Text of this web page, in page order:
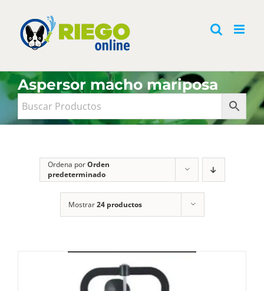
contenido
Aspersor macho mariposa
Ordena porOrden
predeterminado
Mostrar24 productos